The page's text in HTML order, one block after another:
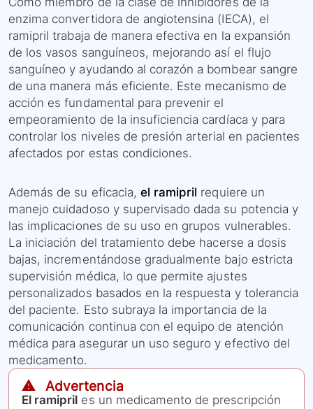
enzima convertidora de angiotensina (IECA), el
ramipril trabaja de manera efectiva en la expansión
de los vasos sanguíneos, mejorando así el flujo
sanguíneo y ayudando al corazón a bombear sangre
de una manera más eficiente. Este mecanismo de
acción es fundamental para prevenir el
empeoramiento de la insuficiencia cardíaca y para
controlar los niveles de presión arterial en pacientes
afectados por estas condiciones.
Además de su eficacia, el ramipril requiere un
manejo cuidadoso y supervisado dada su potencia y
las implicaciones de su uso en grupos vulnerables.
La iniciación del tratamiento debe hacerse a dosis
bajas, incrementándose gradualmente bajo estricta
supervisión médica, lo que permite ajustes
personalizados basados en la respuesta y tolerancia
del paciente. Esto subraya la importancia de la
comunicación continua con el equipo de atención
médica para asegurar un uso seguro y efectivo del
medicamento.
⚠️ Advertencia
El ramipril es un medicamento de prescripción